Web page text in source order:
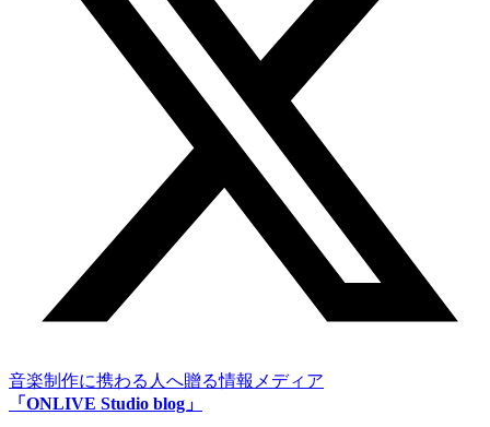
音楽制作に携わる人へ贈る情報メディア
「ONLIVE Studio blog」